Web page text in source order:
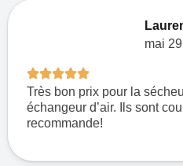
mai
Très bon prix pour la
échangeur d’air. Ils sont
recommande!